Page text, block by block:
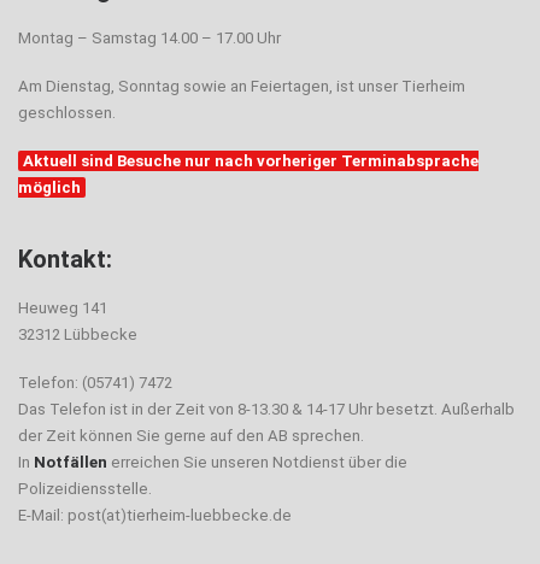
Montag – Samstag 14.00 – 17.00 Uhr
Am Dienstag, Sonntag sowie an Feiertagen, ist unser Tierheim
geschlossen.
Aktuell sind Besuche nur nach vorheriger Terminabsprache
möglich
Kontakt:
Heuweg 141
32312 Lübbecke
Telefon: (05741) 7472
Das Telefon ist in der Zeit von 8-13.30 & 14-17 Uhr besetzt. Außerhalb
der Zeit können Sie gerne auf den AB sprechen.
In Notfällen erreichen Sie unseren Notdienst über die
Polizeidiensstelle.
E-Mail: post(at)tierheim-luebbecke.de